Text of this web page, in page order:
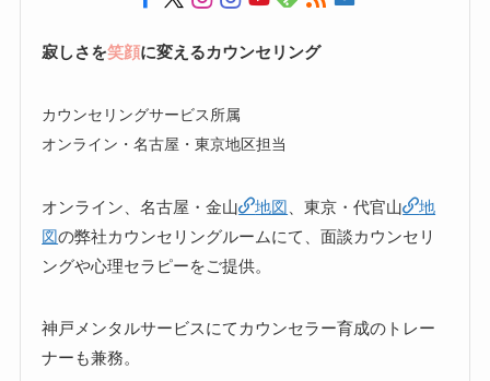
寂しさを笑顔に変えるカウンセリング
カウンセリングサービス所属
オンライン・名古屋・東京地区担当
オンライン、名古屋・金山 地図 、東京・代官山
地
図の弊社カウンセリングルームにて、面談カウンセリ
ングや心理セラピーをご提供。
神戸メンタルサービスにてカウンセラー育成のトレー
ナーも兼務。